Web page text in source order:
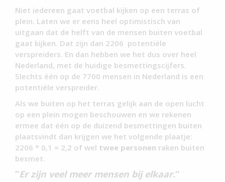
Niet iedereen gaat voetbal kijken op een terras of
plein. Laten we er eens heel optimistisch van
uitgaan dat de helft van de mensen buiten voetbal
gaat kijken. Dat zijn dan 2206 potentiële
verspreiders. En dan hebben we het dus over heel
Nederland, met de huidige besmettingscijfers.
Slechts één op de 7700 mensen in Nederland is een
potentiële verspreider.
Als we buiten op het terras gelijk aan de open lucht
op een plein mogen beschouwen en we rekenen
ermee dat één op de duizend besmettingen buiten
plaatsvindt dan krijgen we het volgende plaatje:
2206 * 0,1 = 2,2 of wel twee personen raken buiten
besmet.
“Er zijn veel meer mensen bij elkaar.“